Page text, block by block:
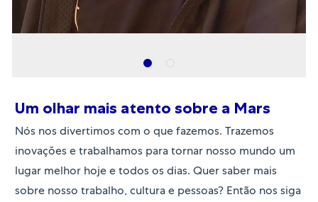
Um olhar mais atento sobre a Mars
Nós nos divertimos com o que fazemos. Trazemos
inovações e trabalhamos para tornar nosso mundo um
lugar melhor hoje e todos os dias. Quer saber mais
sobre nosso trabalho, cultura e pessoas? Então nos siga